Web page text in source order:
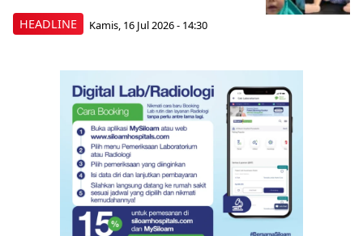
HEADLINE Kamis, 16 Jul 2026 - 14:30